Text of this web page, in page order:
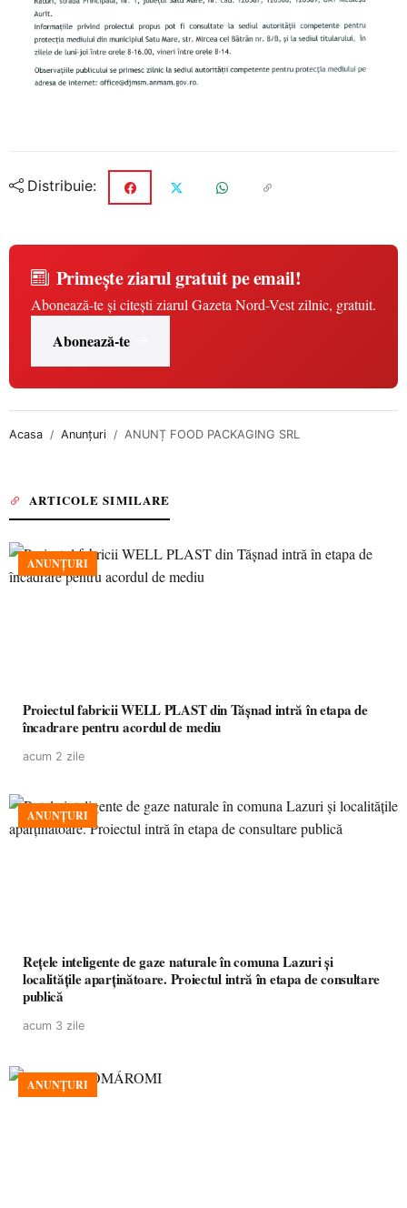
Distribuie:
Primește ziarul gratuit pe email!
Abonează-te și citești ziarul Gazeta Nord-Vest zilnic, gratuit.
Abonează-te
Acasa Anunțuri ANUNȚ FOOD PACKAGING SRL
ARTICOLE SIMILARE
ANUNȚURI
Proiectul fabricii WELL PLAST din Tășnad intră în etapa de
încadrare pentru acordul de mediu
acum 2 zile
ANUNȚURI
Rețele inteligente de gaze naturale în comuna Lazuri și
localitățile aparținătoare. Proiectul intră în etapa de consultare
publică
acum 3 zile
ANUNȚURI